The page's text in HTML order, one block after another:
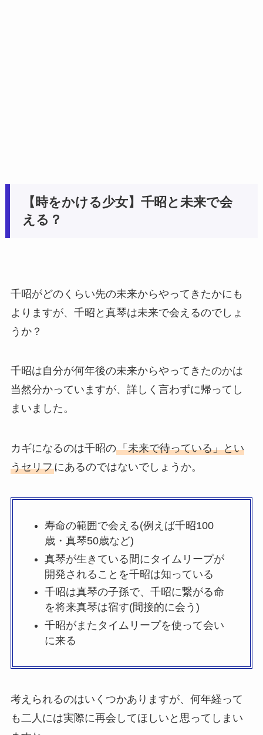
【時をかける少女】千昭と未来で会
える？
千昭がどのくらい先の未来からやってきたかにも
よりますが、千昭と真琴は未来で会えるのでしょ
うか？
千昭は自分が何年後の未来からやってきたのかは
当然分かっていますが、詳しく言わずに帰ってし
まいました。
カギになるのは千昭の「未来で待っている」とい
うセリフにあるのではないでしょうか。
寿命の範囲で会える(例えば千昭100
歳・真琴50歳など)
真琴が生きている間にタイムリープが
開発されることを千昭は知っている
千昭は真琴の子孫で、千昭に繋がる命
を将来真琴は宿す(間接的に会う)
千昭がまたタイムリープを使って会い
に来る
考えられるのはいくつかありますが、何年経って
も二人には実際に再会してほしいと思ってしまい